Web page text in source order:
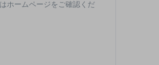
ホームページをご確認くだ